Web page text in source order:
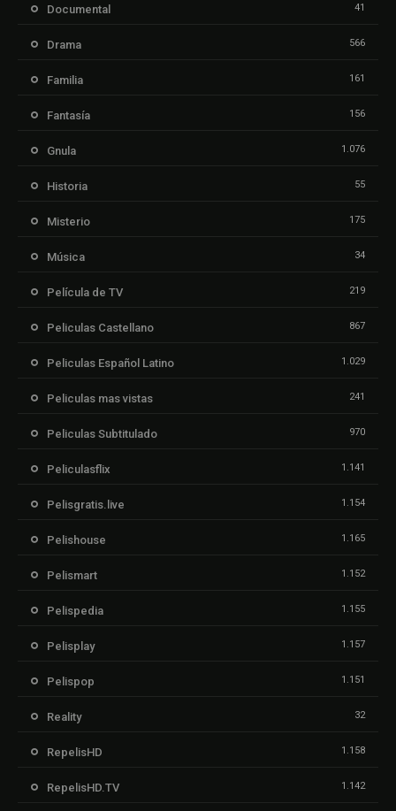
Documental 41
Drama 566
Familia 161
Fantasía 156
Gnula 1.076
Historia 55
Misterio 175
Música 34
Película de TV 219
Peliculas Castellano 867
Peliculas Español Latino 1.029
Peliculas mas vistas 241
Peliculas Subtitulado 970
Peliculasflix 1.141
Pelisgratis.live 1.154
Pelishouse 1.165
Pelismart 1.152
Pelispedia 1.155
Pelisplay 1.157
Pelispop 1.151
Reality 32
RepelisHD 1.158
RepelisHD.TV 1.142